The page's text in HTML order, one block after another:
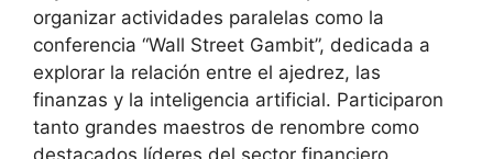
organizar actividades paralelas como la
conferencia “Wall Street Gambit”, dedicada a
explorar la relación entre el ajedrez, las
finanzas y la inteligencia artificial. Participaron
tanto grandes maestros de renombre como